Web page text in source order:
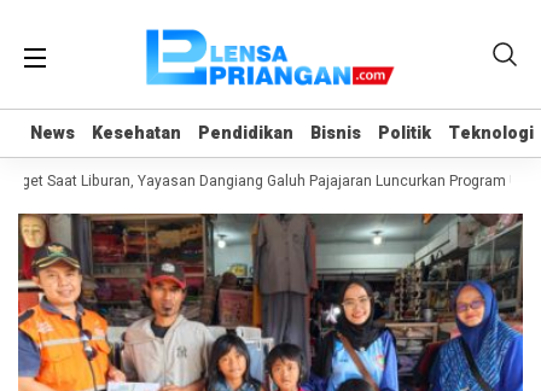
News Kesehatan Pendidikan Bisnis Politik Teknologi
News Kesehatan Pendidikan Bisnis Politik Teknologi
Saat Liburan, Yayasan Dangiang Galuh Pajajaran Luncurkan Program